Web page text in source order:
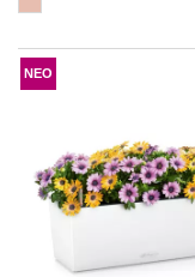
ΝΕΟ